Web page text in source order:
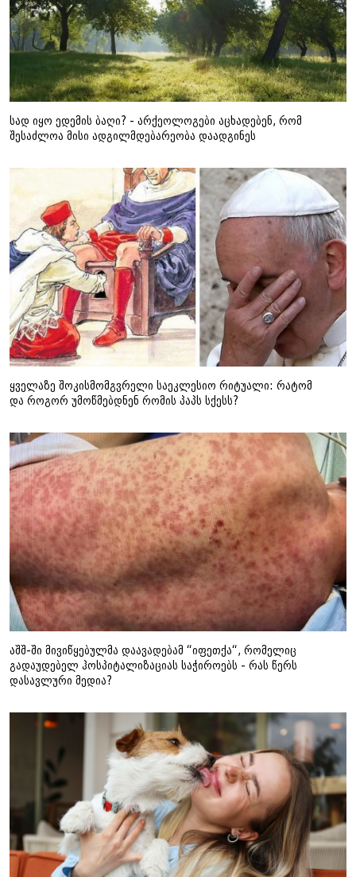
სად იყო ედემის ბაღი? - არქეოლოგები აცხადებენ, რომ
შესაძლოა მისი ადგილმდებარეობა დაადგინეს
ყველაზე შოკისმომგვრელი საეკლესიო რიტუალი: რატომ
და როგორ უმოწმებდნენ რომის პაპს სქესს?
აშშ-ში მივიწყებულმა დაავადებამ “იფეთქა“, რომელიც
გადაუდებელ ჰოსპიტალიზაციას საჭიროებს - რას წერს
დასავლური მედია?